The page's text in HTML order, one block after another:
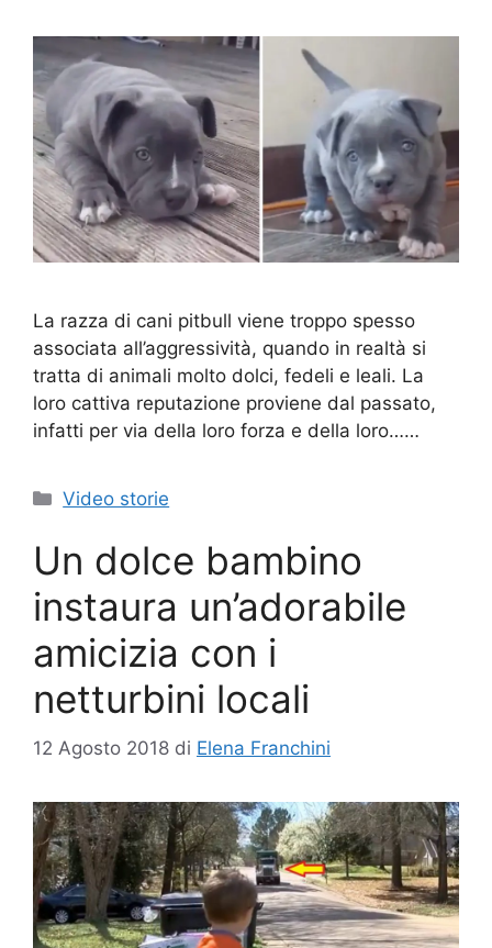
La razza di cani pitbull viene troppo spesso
associata all’aggressività, quando in realtà si
tratta di animali molto dolci, fedeli e leali. La
loro cattiva reputazione proviene dal passato,
infatti per via della loro forza e della loro……
Categorie
Video storie
Un dolce bambino
instaura un’adorabile
amicizia con i
netturbini locali
12 Agosto 2018 di Elena Franchini